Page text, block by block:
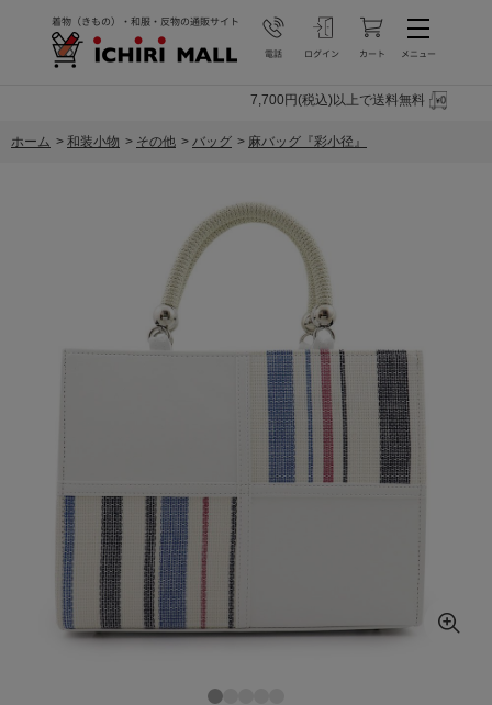
7,700円(税込)以上で送料無料
ホーム > 和装小物 > その他 > バッグ > 麻バッグ『彩小径』